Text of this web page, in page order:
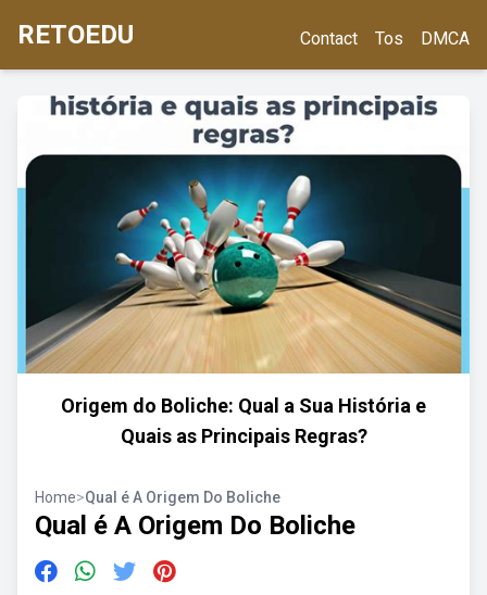
RETOEDU Contact Tos DMCA
Origem do Boliche: Qual a Sua História e
Quais as Principais Regras?
Home>Qual é A Origem Do Boliche
Qual é A Origem Do Boliche